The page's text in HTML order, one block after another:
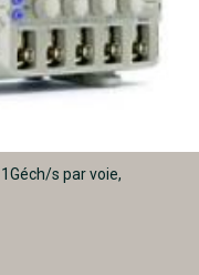
s par voie,